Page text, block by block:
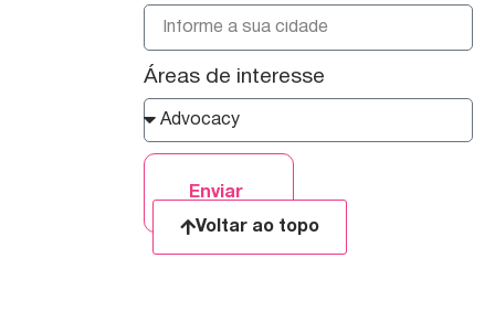
Áreas de interesse
Enviar
Voltar ao topo